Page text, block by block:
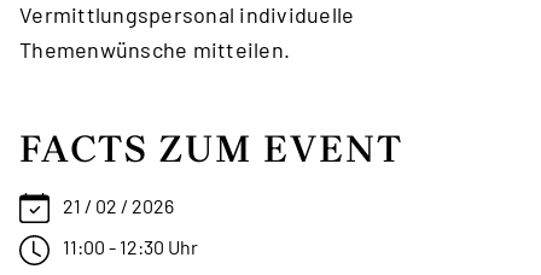
Vermittlungspersonal individuelle
Themenwünsche mitteilen.
FACTS ZUM EVENT
21 / 02 / 2026
11:00 - 12:30 Uhr